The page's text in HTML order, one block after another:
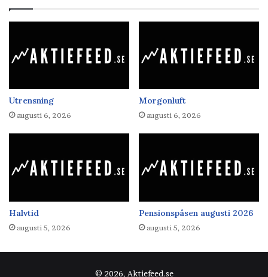
Utrensning
augusti 6, 2026
Morgonluft
augusti 6, 2026
Halvtid
augusti 5, 2026
Pensionspåsen augusti 2026
augusti 5, 2026
© 2026, Aktiefeed.se